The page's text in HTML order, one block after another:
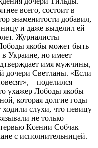
всего, состоит в
знаменитости добавил,
и даже выделил ей
Журналисты
якобы может быть
в Украине, но имеет
имя мужчины,
дочери Светланы. «Если
– поделился
ухажер Лободы якобы
которая долгие годы
слухи, что певицу
не только
Ксении Собчак
с исполнительницей.